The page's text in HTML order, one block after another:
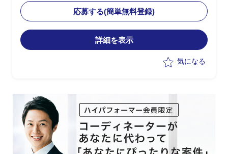
・Hit＆Gap及び要件定義など上流工程を
担当
・PM補佐としてプロジェクトの管理お
よび推進を担当
応募する(簡単無料登録)
詳細を表示
気になる